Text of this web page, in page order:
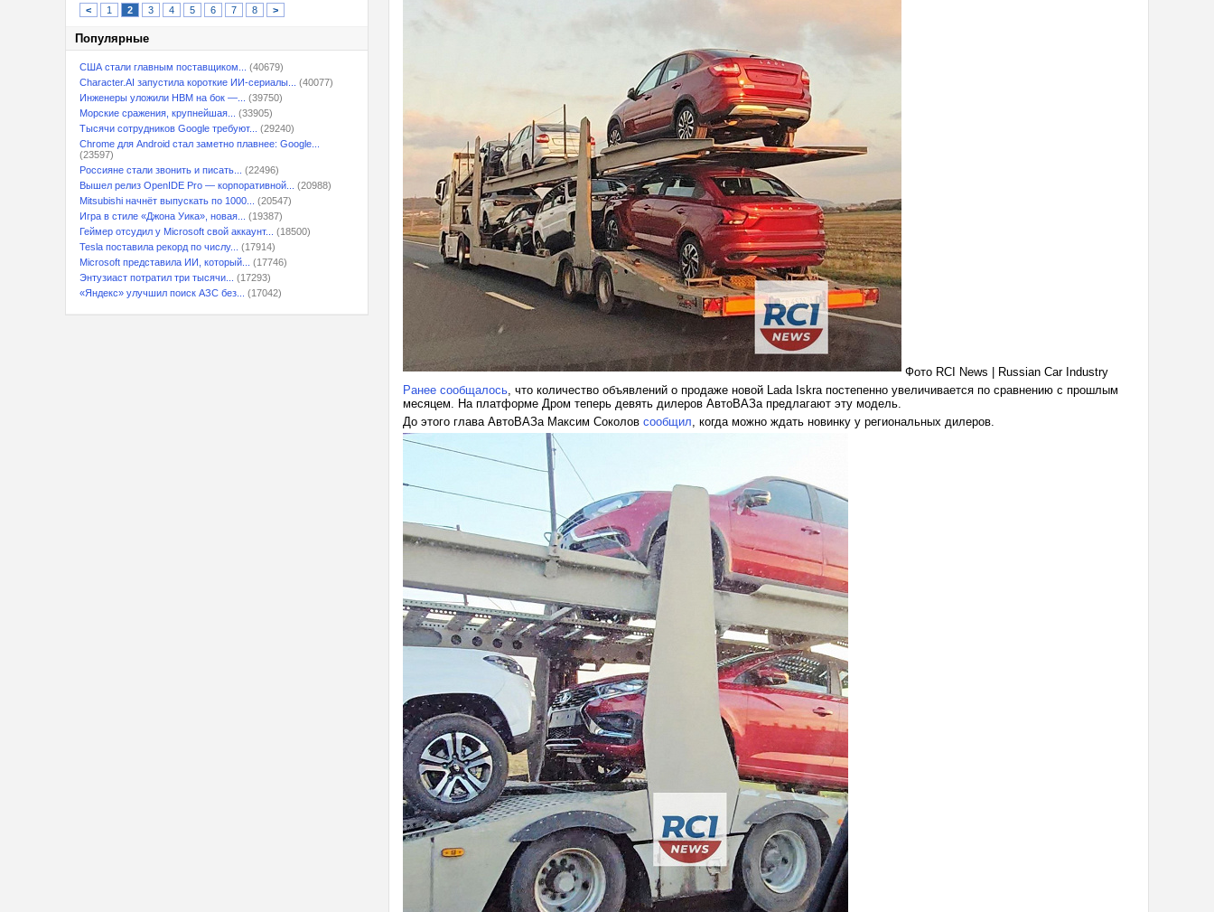
< 1 2 3 4 5 6 7 8 >
Популярные
США стали главным поставщиком...
(40679)
Character.AI запустила короткие ИИ-сериалы...
(40077)
Инженеры уложили HBM на бок —...
(39750)
Морские сражения, крупнейшая...
(33905)
Тысячи сотрудников Google требуют...
(29240)
Chrome для Android стал заметно плавнее: Google...
(23597)
Россияне стали звонить и писать...
(22496)
Вышел релиз OpenIDE Pro — корпоративной...
(20988)
Mitsubishi начнёт выпускать по 1000...
(20547)
Игра в стиле «Джона Уика», новая...
(19387)
Геймер отсудил у Microsoft свой аккаунт...
(18500)
Tesla поставила рекорд по числу...
(17914)
Microsoft представила ИИ, который...
(17746)
Энтузиаст потратил три тысячи...
(17293)
«Яндекс» улучшил поиск АЗС без...
(17042)
Фото RCI News | Russian Car Industry
Ранее сообщалось, что количество объявлений о продаже новой Lada Iskra постепенно увеличивается по сравнению с прошлым
месяцем. На платформе Дром теперь девять дилеров АвтоВАЗа предлагают эту модель.
До этого глава АвтоВАЗа Максим Соколов сообщил, когда можно ждать новинку у региональных дилеров.